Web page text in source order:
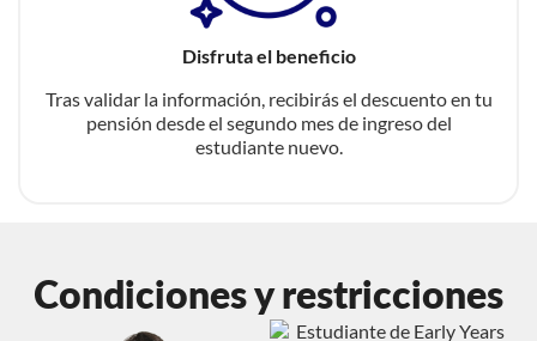
Disfruta el beneficio
Tras validar la información, recibirás el descuento en tu
pensión desde el segundo mes de ingreso del
estudiante nuevo.
Condiciones y restricciones